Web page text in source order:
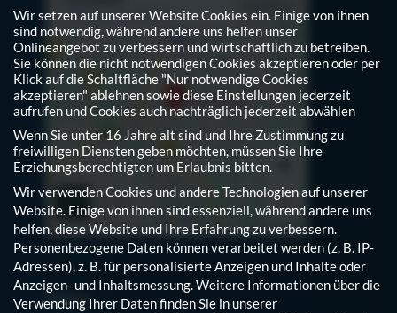
Infos
Wir setzen auf unserer Website Cookies ein. Einige von ihnen
sind notwendig, während andere uns helfen unser
Onlineangebot zu verbessern und wirtschaftlich zu betreiben.
Sie können die nicht notwendigen Cookies akzeptieren oder per
Klick auf die Schaltfläche "Nur notwendige Cookies
akzeptieren" ablehnen sowie diese Einstellungen jederzeit
aufrufen und Cookies auch nachträglich jederzeit abwählen
Wenn Sie unter 16 Jahre alt sind und Ihre Zustimmung zu
freiwilligen Diensten geben möchten, müssen Sie Ihre
Erziehungsberechtigten um Erlaubnis bitten.
Wir verwenden Cookies und andere Technologien auf unserer
Website. Einige von ihnen sind essenziell, während andere uns
helfen, diese Website und Ihre Erfahrung zu verbessern.
Personenbezogene Daten können verarbeitet werden (z. B. IP-
Adressen), z. B. für personalisierte Anzeigen und Inhalte oder
Anzeigen- und Inhaltsmessung.Weitere Informationen über die
Verwendung Ihrer Daten finden Sie in unserer